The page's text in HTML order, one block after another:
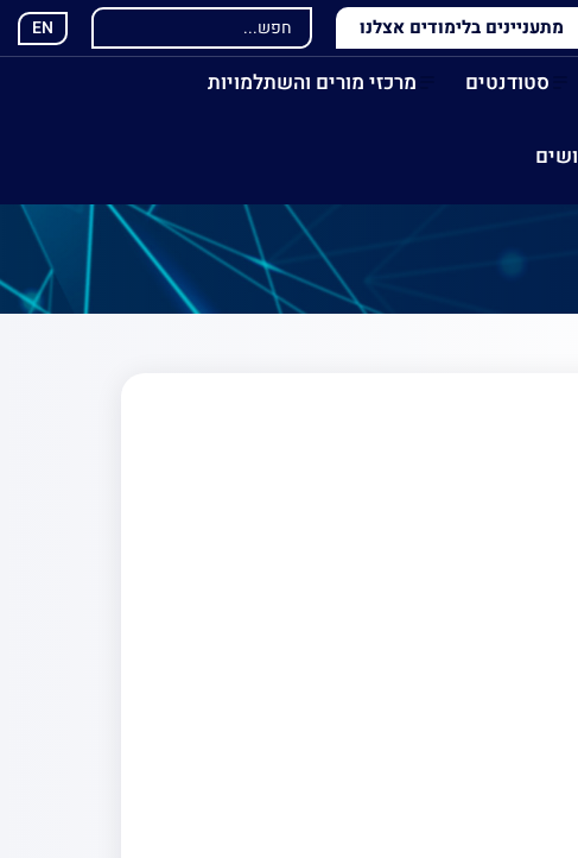
מתעניינים בלימודים אצלנו EN
סטודנטים מרכזי מורים והשתלמויות